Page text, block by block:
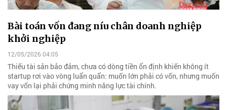
Bài toán vốn đang níu chân doanh nghiệp
khởi nghiệp
12/05/2026 04:05
Thiếu tài sản bảo đảm, chưa có dòng tiền ổn định khiến không ít
startup rơi vào vòng luẩn quẩn: muốn lớn phải có vốn, nhưng muốn
vay vốn lại phải chứng minh năng lực tài chính.